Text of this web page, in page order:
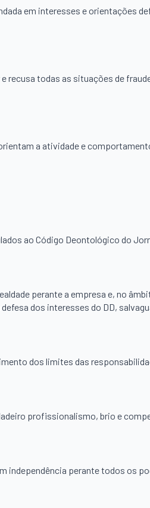
em interesses e
recusa todas as situações de
a atividade e
ao Código Deontológico do
perante a empresa e, no
dos interesses do DD,
dos limites das
profissionalismo, brio e
independência perante todos os